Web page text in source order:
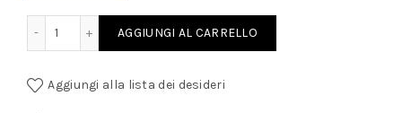
AGGIUNGI AL CARRELLO
Aggiungi alla lista dei desideri